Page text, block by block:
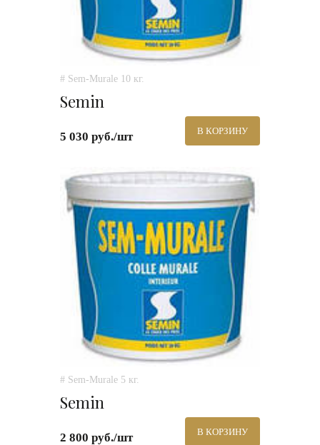
# Sem-Murale 10 кг.
Semin
5 030 руб./шт В КОРЗИНУ
# Sem-Murale 5 кг.
Semin
2 800 руб./шт В КОРЗИНУ